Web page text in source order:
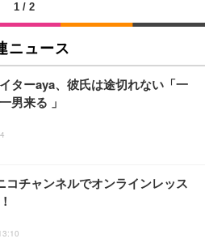
フィスチェア／デスクチェア メッシ
工学 疲れない ブラック
強化バックレスト 30度ロッキング機
子 腰サポート 90度跳ね上げ式アーム
パソコンチェア (ブラック)
スチェア デスクチェア 疲れない テレ
強化バックレスト 30度ロッキング機
子 腰サポート 90度跳ね上げ式アーム
向けプレミアムモニター | FlexScan
ゲーミングモニター DualSense 充電
ZDM1J）
Dell E2724HS 27インチ 液晶モニタ
）VA 非光沢 HDMI/DisplayP
カー内蔵 高さ調整 スイベル VESA対
ック ペットシーツ 厚型 ワイド 42枚
イト(吸収面:ライトブルー)
フ ネオ・オムツ L 中型犬用 26枚入
マートベーシック) 【Amazon.co.jp
アイリスオーヤマ ペットシーツ
ワイド 100枚入 (x 1) (ケース販売)
1 / 2
ニュース
ターaya、彼氏は途切れない「一
男来る 」
コチャンネルでオンラインレッス